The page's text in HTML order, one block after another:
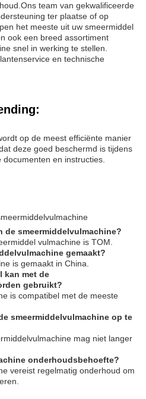
team van gekwalificeerde
ter plaatse of op
het meeste uit uw smeermiddel
ook een breed assortiment
snel in werking te stellen.
en technische
op de meest efficiënte manier
deze goed beschermd is tijdens
en instructies.
de smeermiddelvulmachine?
vulmachine is TOM.
gemaakt?
is gemaakt in China.
kan met de
gebruikt?
is compatibel met de meeste
smeermiddelvulmachine op te
mag niet langer
onderhoudsbehoefte?
vereist regelmatig onderhoud om